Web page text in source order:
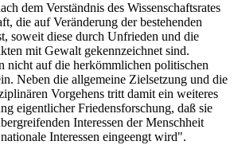
dem Verständnis des Wissenschaftsrates
die auf Veränderung der bestehenden
soweit diese durch Unfrieden und die
mit Gewalt gekennzeichnet sind.
nicht auf die herkömmlichen politischen
Neben die allgemeine Zielsetzung und die
Vorgehens tritt damit ein weiteres
eigentlicher Friedensforschung, daß sie
Interessen der Menschheit
Interessen eingeengt wird".